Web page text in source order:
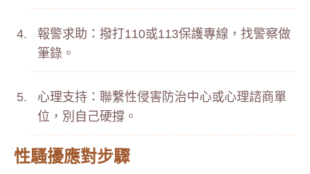
報警求助：撥打110或113保護專線，找警察做
筆錄。
心理支持：聯繫性侵害防治中心或心理諮商單
位，別自己硬撐。
性騷擾應對步驟